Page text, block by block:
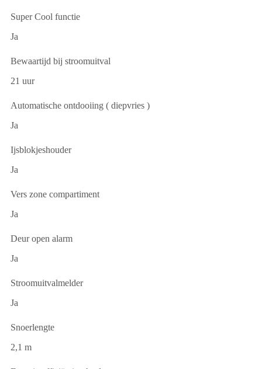
Super Cool functie
Ja
Bewaartijd bij stroomuitval
21 uur
Automatische ontdooiing ( diepvries )
Ja
Ijsblokjeshouder
Ja
Vers zone compartiment
Ja
Deur open alarm
Ja
Stroomuitvalmelder
Ja
Snoerlengte
2,1 m